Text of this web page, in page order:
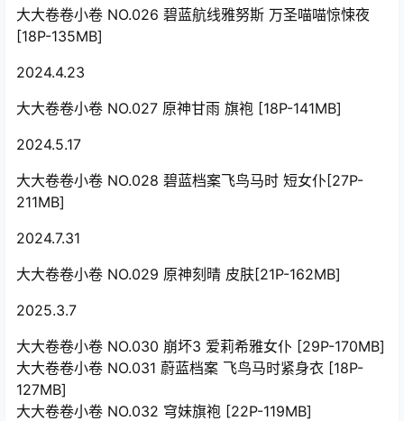
大大卷卷小卷 NO.026 碧蓝航线雅努斯 万圣喵喵惊悚夜
[18P-135MB]
2024.4.23
大大卷卷小卷 NO.027 原神甘雨 旗袍 [18P-141MB]
2024.5.17
大大卷卷小卷 NO.028 碧蓝档案飞鸟马时 短女仆[27P-
211MB]
2024.7.31
大大卷卷小卷 NO.029 原神刻晴 皮肤[21P-162MB]
2025.3.7
大大卷卷小卷 NO.030 崩坏3 爱莉希雅女仆 [29P-170MB]
大大卷卷小卷 NO.031 蔚蓝档案 飞鸟马时紧身衣 [18P-
127MB]
大大卷卷小卷 NO.032 穹妹旗袍 [22P-119MB]